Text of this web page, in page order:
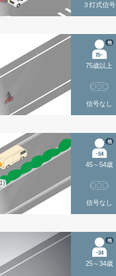
３灯式信号
75歳以上
他
信号なし
45～54歳
他
信号なし
25～34歳
他